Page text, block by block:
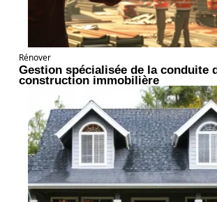
Rénover
Gestion spécialisée de la conduite
construction immobilière